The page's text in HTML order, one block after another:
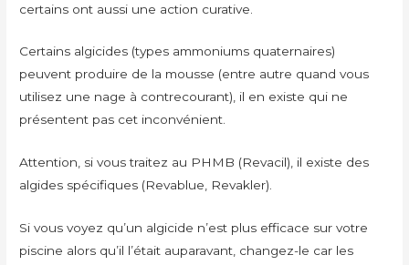
certains ont aussi une action curative.
Certains algicides (types ammoniums quaternaires)
peuvent produire de la mousse (entre autre quand vous
utilisez une nage à contrecourant), il en existe qui ne
présentent pas cet inconvénient.
Attention, si vous traitez au PHMB (Revacil), il existe des
algides spécifiques (Revablue, Revakler).
Si vous voyez qu’un algicide n’est plus efficace sur votre
piscine alors qu’il l’était auparavant, changez-le car les